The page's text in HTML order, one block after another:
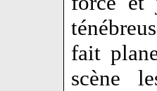
fait
scène